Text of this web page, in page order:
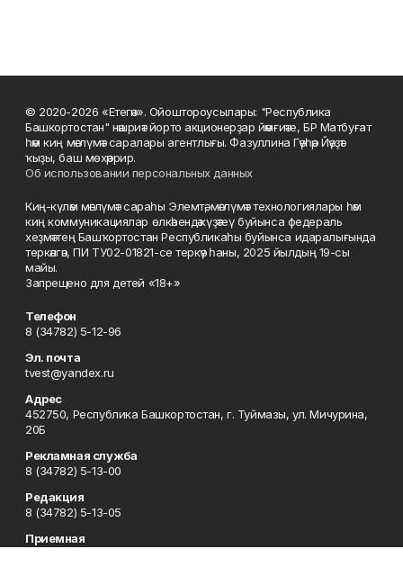
© 2020-2026 «Етегән». Ойоштороусылары: "Республика
Башкортостан" нәшриәт йорто акционерҙар йәмғиәте, БР Матбуғат
һәм киң мәғлүмәт саралары агентлығы. Фазуллина Гәүһәр Йәүҙәт
ҡыҙы, баш мөхәррир.
Об использовании персональных данных
Киң-күләм мәғлүмәт сараһы Элемтә, мәғлүмәт технологиялары һәм
киң коммуникациялар өлкәһендә күҙәтеү буйынса федераль
хеҙмәттең Башҡортостан Республикаһы буйынса идаралығында
теркәлгән, ПИ ТУ02-01821-се теркәү һаны, 2025 йылдың 19-сы
майы.
Запрещено для детей «18+»
Телефон
8 (34782) 5-12-96
Эл. почта
tvest@yandex.ru
Адрес
452750, Республика Башкортостан, г. Туймазы, ул. Мичурина,
20Б
Рекламная служба
8 (34782) 5-13-00
Редакция
8 (34782) 5-13-05
Приемная